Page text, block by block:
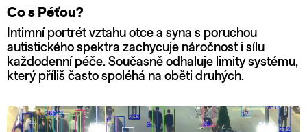
Co s Péťou?
Intimní portrét vztahu otce a syna s poruchou
autistického spektra zachycuje náročnost i sílu
každodenní péče. Současně odhaluje limity systému,
který příliš často spoléhá na oběti druhých.